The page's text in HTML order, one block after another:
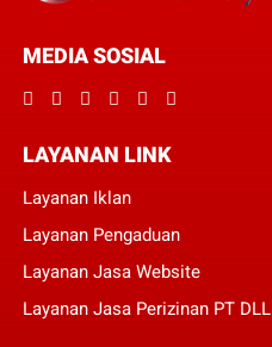
MEDIA SOSIAL
LAYANAN LINK
Layanan Iklan
Layanan Pengaduan
Layanan Jasa Website
Layanan Jasa Perizinan PT DLL